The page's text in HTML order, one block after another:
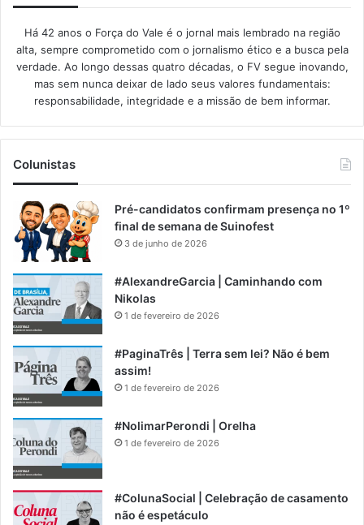
Há 42 anos o Força do Vale é o jornal mais lembrado na região
alta, sempre comprometido com o jornalismo ético e a busca pela
verdade. Ao longo dessas quatro décadas, o FV segue inovando,
mas sem nunca deixar de lado seus valores fundamentais:
responsabilidade, integridade e a missão de bem informar.​
Colunistas
Pré-candidatos confirmam presença no 1º
final de semana de Suinofest
3 de junho de 2026
#AlexandreGarcia | Caminhando com
Nikolas
1 de fevereiro de 2026
#PaginaTrês | Terra sem lei? Não é bem
assim!
1 de fevereiro de 2026
#NolimarPerondi | Orelha
1 de fevereiro de 2026
#ColunaSocial | Celebração de casamento
não é espetáculo